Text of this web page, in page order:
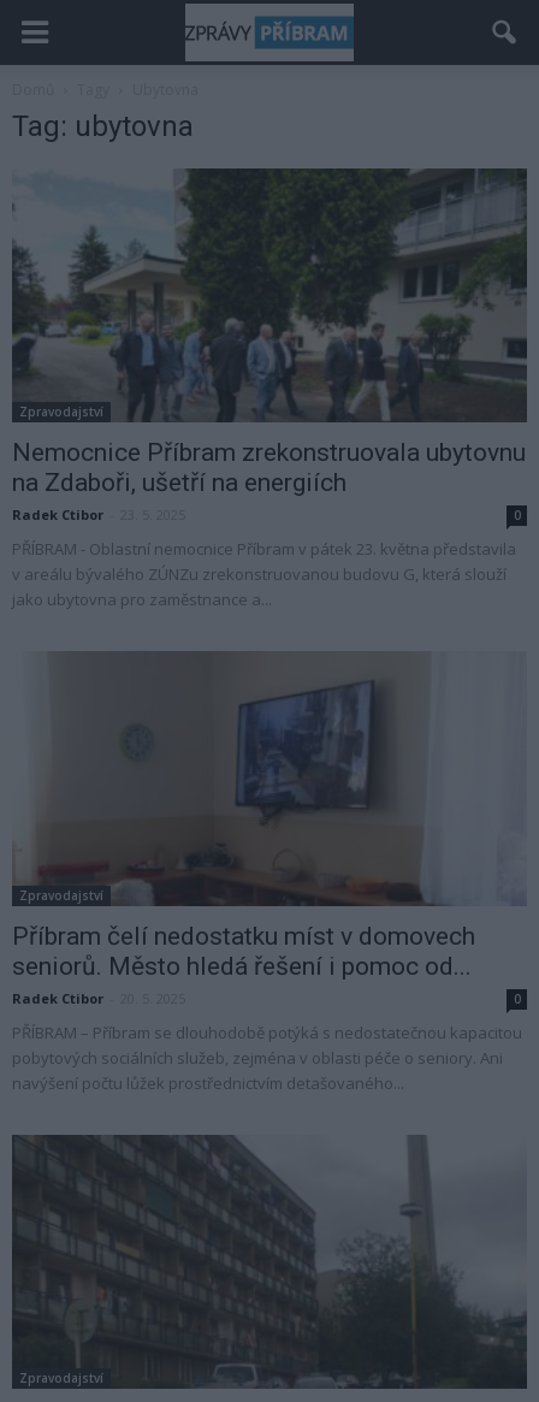
Tag: ubytovna
Zpravodajství
Nemocnice Příbram zrekonstruovala ubytovnu
na Zdaboři, ušetří na energiích
Radek Ctibor 0
PŘÍBRAM - Oblastní nemocnice Příbram v pátek 23. května představila
v areálu bývalého ZÚNZu zrekonstruovanou budovu G, která slouží
jako ubytovna pro zaměstnance a...
Zpravodajství
Příbram čelí nedostatku míst v domovech
seniorů. Město hledá řešení i pomoc od...
Radek Ctibor 0
PŘÍBRAM – Příbram se dlouhodobě potýká s nedostatečnou kapacitou
pobytových sociálních služeb, zejména v oblasti péče o seniory. Ani
navýšení počtu lůžek prostřednictvím detašovaného...
Zpravodajství